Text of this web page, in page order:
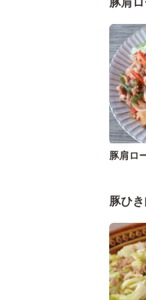
豚肩ロ
豚ひ